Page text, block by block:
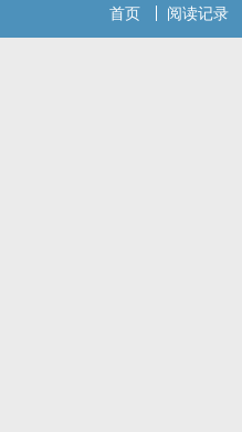
首页 阅读记录